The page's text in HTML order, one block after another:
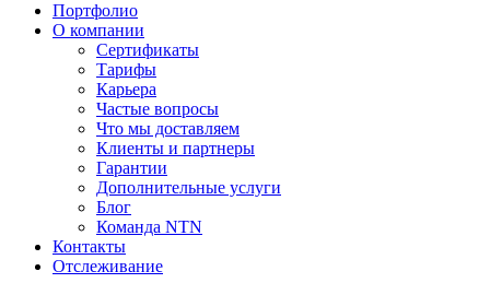
Портфолио
О компании
Сертификаты
Тарифы
Карьера
Частые вопросы
Что мы доставляем
Клиенты и партнеры
Гарантии
Дополнительные услуги
Блог
Команда NTN
Контакты
Отслеживание